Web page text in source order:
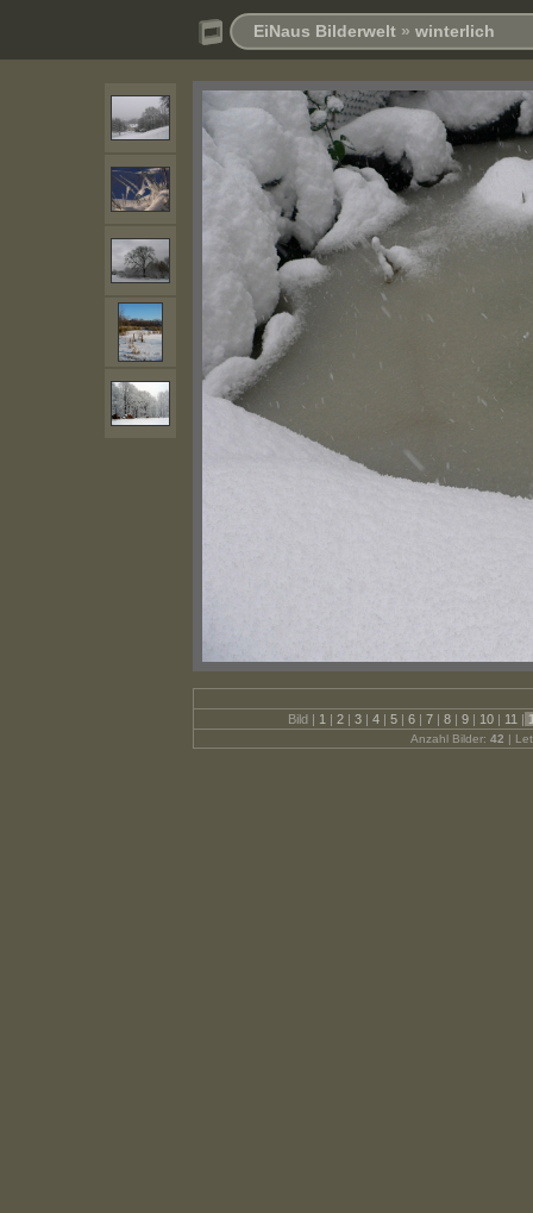
EiNaus Bilderwelt » winterlich
Bild | 1 | 2 | 3 | 4 | 5 | 6 | 7 | 8 | 9 | 10 | 11 |
Anzahl Bilder: 42 |